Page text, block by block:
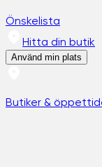
Önskelista
Hitta din butik
Använd min plats
Butiker &